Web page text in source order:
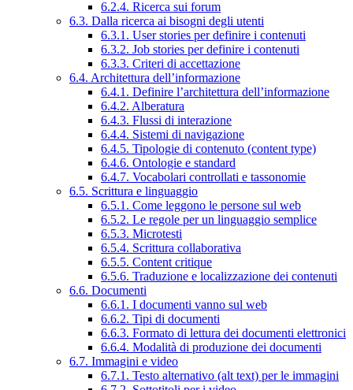
6.2.4. Ricerca sui forum
6.3. Dalla ricerca ai bisogni degli utenti
6.3.1. User stories per definire i contenuti
6.3.2. Job stories per definire i contenuti
6.3.3. Criteri di accettazione
6.4. Architettura dell’informazione
6.4.1. Definire l’architettura dell’informazione
6.4.2. Alberatura
6.4.3. Flussi di interazione
6.4.4. Sistemi di navigazione
6.4.5. Tipologie di contenuto (content type)
6.4.6. Ontologie e standard
6.4.7. Vocabolari controllati e tassonomie
6.5. Scrittura e linguaggio
6.5.1. Come leggono le persone sul web
6.5.2. Le regole per un linguaggio semplice
6.5.3. Microtesti
6.5.4. Scrittura collaborativa
6.5.5. Content critique
6.5.6. Traduzione e localizzazione dei contenuti
6.6. Documenti
6.6.1. I documenti vanno sul web
6.6.2. Tipi di documenti
6.6.3. Formato di lettura dei documenti elettronici
6.6.4. Modalità di produzione dei documenti
6.7. Immagini e video
6.7.1. Testo alternativo (alt text) per le immagini